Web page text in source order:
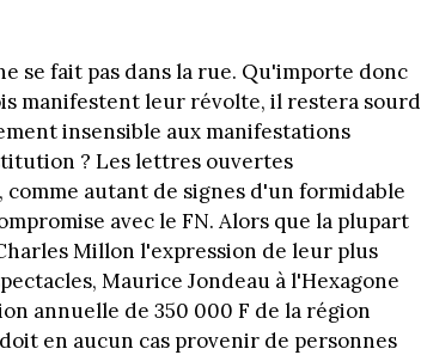
se fait pas dans la rue. Qu'importe donc
manifestent leur révolte, il restera sourd
insensible aux manifestations
? Les lettres ouvertes
autant de signes d'un formidable
avec le FN. Alors que la plupart
Millon l'expression de leur plus
Maurice Jondeau à l'Hexagone
annuelle de 350 000 F de la région
en aucun cas provenir de personnes